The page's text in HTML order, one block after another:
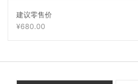
建议零售价
¥680.00